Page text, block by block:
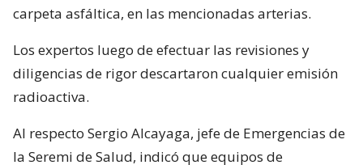
carpeta asfáltica, en las mencionadas arterias.
Los expertos luego de efectuar las revisiones y
diligencias de rigor descartaron cualquier emisión
radioactiva.
Al respecto Sergio Alcayaga, jefe de Emergencias de
la Seremi de Salud, indicó que equipos de